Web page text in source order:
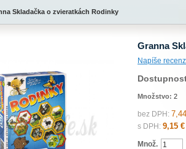
Skladačka o zvieratkách Rodinky
Granna
Napíše
Množstvo: 2
bez DPH:
s DPH: 9,15 €
Množ.